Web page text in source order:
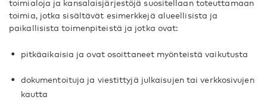
toimialoja ja kansalaisjärjestöjä suositellaan toteuttamaan
toimia, jotka sisältävät esimerkkejä alueellisista ja
paikallisista toimenpiteistä ja jotka ovat:
pitkäaikaisia ja ovat osoittaneet myönteistä vaikutusta
dokumentoituja ja viestittyjä julkaisujen tai verkkosivujen
kautta